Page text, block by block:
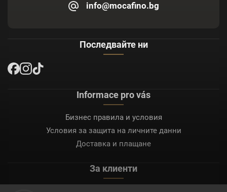
info@mocafino.bg
Последвайте ни
Informace pro vás
Бизнес правила и условия
Условия за защита на личните данни
Доставка и плащане
За клиенти